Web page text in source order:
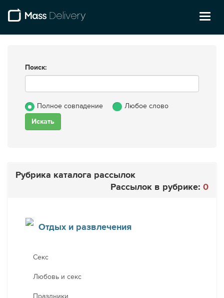
Поиск:
Полное совпадение Любое слово
Рубрика каталога рассылок
Рассылок в рубрике: 0
Отдых и развлечения
Секс
Любовь и секс
Праздники